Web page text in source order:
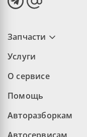
Запчасти
Услуги
О сервисе
Помощь
Авторазборкам